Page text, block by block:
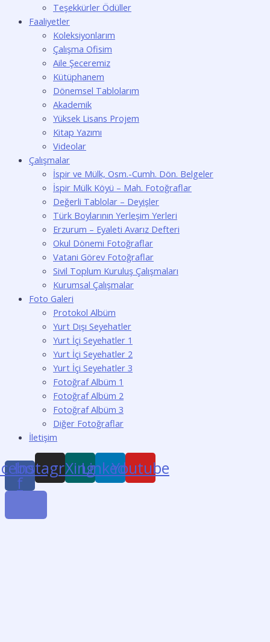
Teşekkürler Ödüller
Faaliyetler
Koleksiyonlarım
Çalışma Ofisim
Aile Şeceremiz
Kütüphanem
Dönemsel Tablolarım
Akademik
Yüksek Lisans Projem
Kitap Yazımı
Videolar
Çalışmalar
İspir ve Mülk, Osm.-Cumh. Dön. Belgeler
İspir Mülk Köyü – Mah. Fotoğraflar
Değerli Tablolar – Deyişler
Türk Boylarının Yerleşim Yerleri
Erzurum – Eyaleti Avarız Defteri
Okul Dönemi Fotoğraflar
Vatani Görev Fotoğraflar
Sivil Toplum Kuruluş Çalışmaları
Kurumsal Çalışmalar
Foto Galeri
Protokol Albüm
Yurt Dışı Seyehatler
Yurt İçi Seyehatler 1
Yurt İçi Seyehatler 2
Yurt İçi Seyehatler 3
Fotoğraf Albüm 1
Fotoğraf Albüm 2
Fotoğraf Albüm 3
Diğer Fotoğraflar
İletişim
f
Instagram
XingLinkedinYoutube